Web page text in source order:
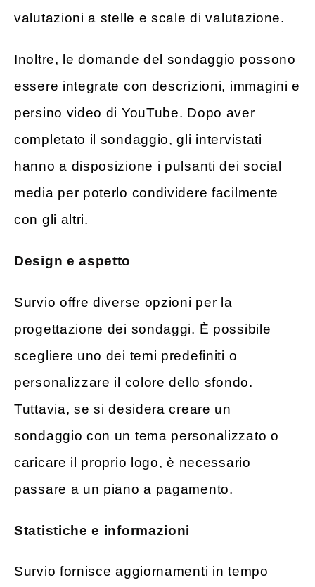
valutazioni a stelle e scale di valutazione.
Inoltre, le domande del sondaggio possono
essere integrate con descrizioni, immagini e
persino video di YouTube. Dopo aver
completato il sondaggio, gli intervistati
hanno a disposizione i pulsanti dei social
media per poterlo condividere facilmente
con gli altri.
Design e aspetto
Survio offre diverse opzioni per la
progettazione dei sondaggi. È possibile
scegliere uno dei temi predefiniti o
personalizzare il colore dello sfondo.
Tuttavia, se si desidera creare un
sondaggio con un tema personalizzato o
caricare il proprio logo, è necessario
passare a un piano a pagamento.
Statistiche e informazioni
Survio fornisce aggiornamenti in tempo